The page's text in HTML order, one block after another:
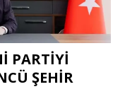
PARTİYİ
ŞEHİR